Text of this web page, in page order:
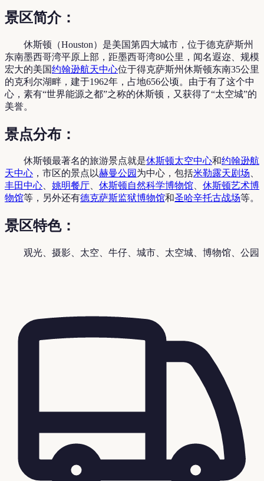
景区简介：
休斯顿（Houston）是美国第四大城市，位于德克萨斯州
东南墨西哥湾平原上部，距墨西哥湾80公里，闻名遐迩、规模
宏大的美国约翰逊航天中心位于得克萨斯州休斯顿东南35公里
的克利尔湖畔，建于1962年，占地656公顷。由于有了这个中
心，素有“世界能源之都”之称的休斯顿，又获得了“太空城”的
美誉。
景点分布：
休斯顿最著名的旅游景点就是休斯顿太空中心和约翰逊航
天中心 ，市区的景点以赫曼公园 为中心，包括米勒露天剧场、
丰田中心、 姚明餐厅、 休斯顿自然科学博物馆、 休斯顿艺术博
物馆等，另外还有德克萨斯监狱博物馆和圣哈辛托古战场等。
景区特色：
观光、摄影、太空、牛仔、城市、太空城、博物馆、公园